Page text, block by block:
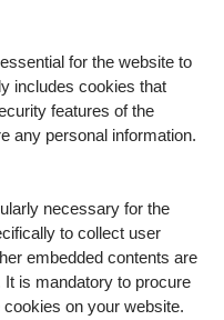
for the website to
includes cookies that
features of the
any personal information.
necessary for the
to collect user
embedded contents are
is mandatory to procure
on your website.